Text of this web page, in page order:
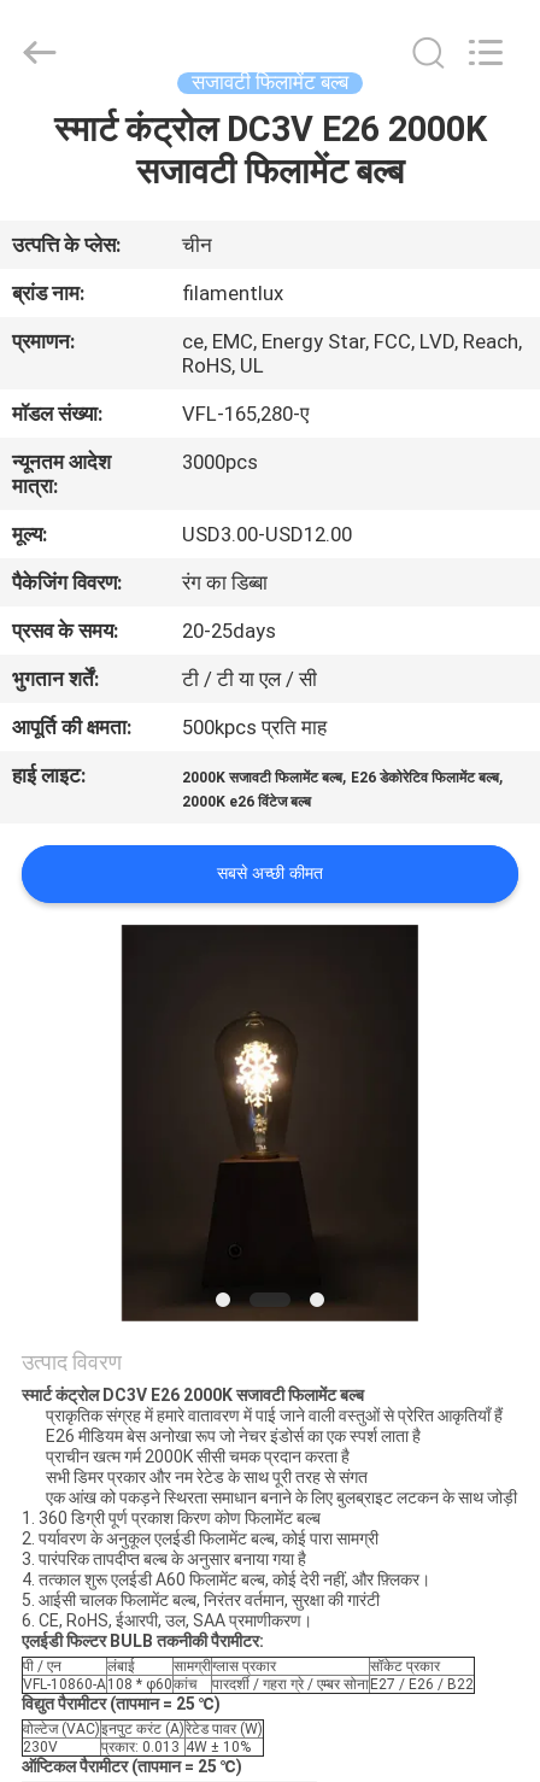
हमारे
बारे
कारखाना
भ्रमण
गुणवत्ता
नियंत्रण
संपर्क
करें
उद्धरण
की
Technology
Reserved.
सजावटी फिलामेंट बल्ब
स्मार्ट कंट्रोल DC3V E26 2000K
सजावटी फिलामेंट बल्ब
उत्पत्ति के प्लेस:
चीन
ब्रांड नाम:
filamentlux
प्रमाणन:
ce, EMC, Energy Star, FCC, LVD, Reach,
RoHS, UL
मॉडल संख्या:
VFL-165,280-ए
न्यूनतम आदेश
मात्रा:
3000pcs
मूल्य:
USD3.00-USD12.00
पैकेजिंग विवरण:
रंग का डिब्बा
प्रसव के समय:
20-25days
भुगतान शर्तें:
टी / टी या एल / सी
आपूर्ति की क्षमता:
500kpcs प्रति माह
हाई लाइट:
2000K सजावटी फिलामेंट बल्ब, E26 डेकोरेटिव फिलामेंट बल्ब,
2000K e26 विंटेज बल्ब
सबसे अच्छी कीमत
उत्पाद विवरण
स्मार्ट कंट्रोल DC3V E26 2000K सजावटी फिलामेंट बल्ब
प्राकृतिक संग्रह में हमारे वातावरण में पाई जाने वाली वस्तुओं से प्रेरित आकृतियाँ हैं
E26 मीडियम बेस अनोखा रूप जो नेचर इंडोर्स का एक स्पर्श लाता है
प्राचीन खत्म गर्म 2000K सीसी चमक प्रदान करता है
सभी डिमर प्रकार और नम रेटेड के साथ पूरी तरह से संगत
एक आंख को पकड़ने स्थिरता समाधान बनाने के लिए बुलब्राइट लटकन के साथ जोड़ी
1. 360 डिग्री पूर्ण प्रकाश किरण कोण फिलामेंट बल्ब
2. पर्यावरण के अनुकूल एलईडी फिलामेंट बल्ब, कोई पारा सामग्री
3. पारंपरिक तापदीप्त बल्ब के अनुसार बनाया गया है
4. तत्काल शुरू एलईडी A60 फिलामेंट बल्ब, कोई देरी नहीं, और फ़्लिकर।
5. आईसी चालक फिलामेंट बल्ब, निरंतर वर्तमान, सुरक्षा की गारंटी
6. CE, RoHS, ईआरपी, उल, SAA प्रमाणीकरण।
एलईडी फिल्टर BULB तकनीकी पैरामीटर:
पी / एन लंबाई सामग्रीग्लास प्रकार
सॉकेट प्रकार
VFL-10860-A108 * φ60कांच पारदर्शी / गहरा ग्रे / एम्बर सोना E27 / E26 / B22
विद्युत पैरामीटर (तापमान = 25 ℃)
वोल्टेज (VAC)इनपुट करंट (A)रेटेड पावर (W)
230V
प्रकार: 0.013 4W ± 10%
ऑप्टिकल पैरामीटर (तापमान = 25 ℃)